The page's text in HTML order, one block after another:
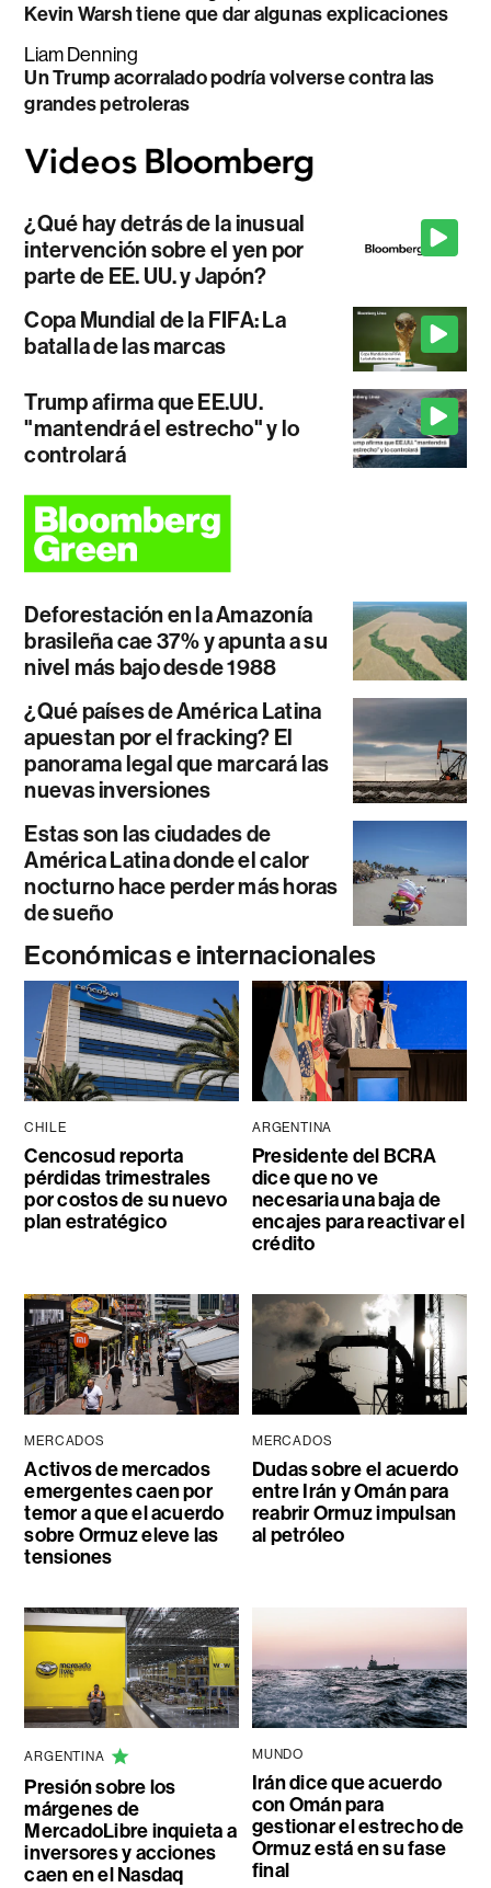
Kevin Warsh tiene que dar algunas explicaciones
Liam Denning
Un Trump acorralado podría volverse contra las
grandes petroleras
¿Qué hay detrás de la inusual
intervención sobre el yen por
parte de EE. UU. y Japón?
Copa Mundial de la FIFA: La
batalla de las marcas
Trump afirma que EE.UU.
"mantendrá el estrecho" y lo
controlará
Deforestación en la Amazonía
brasileña cae 37% y apunta a su
nivel más bajo desde 1988
¿Qué países de América Latina
apuestan por el fracking? El
panorama legal que marcará las
nuevas inversiones
Estas son las ciudades de
América Latina donde el calor
nocturno hace perder más horas
de sueño
Económicas e internacionales
CHILE
Cencosud reporta
pérdidas trimestrales
por costos de su nuevo
plan estratégico
ARGENTINA
Presidente del BCRA
dice que no ve
necesaria una baja de
encajes para reactivar el
crédito
MERCADOS
Activos de mercados
emergentes caen por
temor a que el acuerdo
sobre Ormuz eleve las
tensiones
MERCADOS
Dudas sobre el acuerdo
entre Irán y Omán para
reabrir Ormuz impulsan
al petróleo
ARGENTINA
Presión sobre los
márgenes de
MercadoLibre inquieta a
inversores y acciones
caen en el Nasdaq
MUNDO
Irán dice que acuerdo
con Omán para
gestionar el estrecho de
Ormuz está en su fase
final